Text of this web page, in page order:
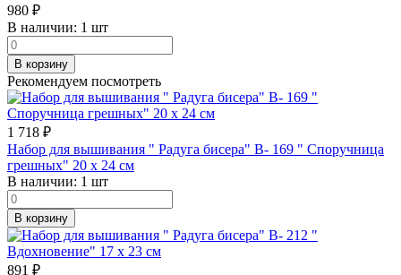
980 ₽
В наличии: 1 шт
В корзину
Рекомендуем посмотреть
1 718 ₽
Набор для вышивания " Радуга бисера" В- 169 " Споручница
грешных" 20 х 24 см
В наличии: 1 шт
В корзину
891 ₽